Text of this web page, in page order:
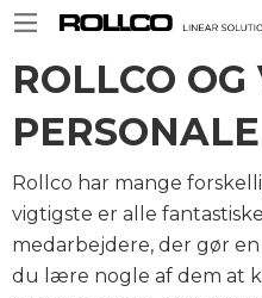
ROLLCO OG
PERSONALE
Rollco har mange
vigtigste er alle
medarbejdere, der gør
du lære nogle af dem at